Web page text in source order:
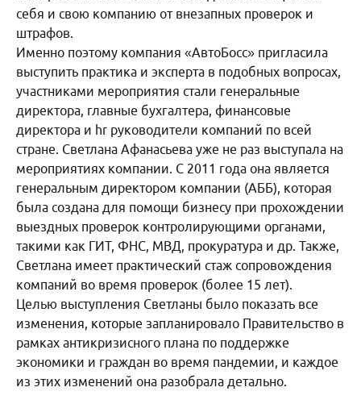
себя и свою компанию от внезапных проверок и
штрафов.
Именно поэтому компания «АвтоБосс» пригласила
выступить практика и эксперта в подобных вопросах,
участниками мероприятия стали генеральные
директора, главные бухгалтера, финансовые
директора и hr руководители компаний по всей
стране. Светлана Афанасьева уже не раз выступала на
мероприятиях компании. С 2011 года она является
генеральным директором компании (АББ), которая
была создана для помощи бизнесу при прохождении
выездных проверок контролирующими органами,
такими как ГИТ, ФНС, МВД, прокуратура и др. Также,
Светлана имеет практический стаж сопровождения
компаний во время проверок (более 15 лет).
Целью выступления Светланы было показать все
изменения, которые запланировало Правительство в
рамках антикризисного плана по поддержке
экономики и граждан во время пандемии, и каждое
из этих изменений она разобрала детально.